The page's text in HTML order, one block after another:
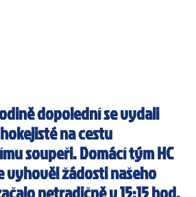
dopolední se vydali
na cestu
soupeři. Domácí tým HC
vyhověl žádosti našeho